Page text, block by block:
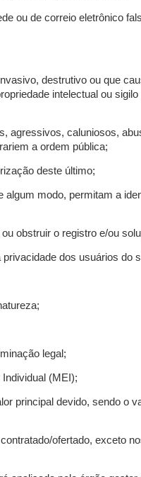
ou de correio eletrônico
destrutivo ou que
intelectual ou
agressivos, caluniosos,
a ordem pública;
deste último;
modo, permitam a
obstruir o registro e/ou
dos usuários do
legal;
(MEI);
principal devido, sendo o
ofertado, exceto